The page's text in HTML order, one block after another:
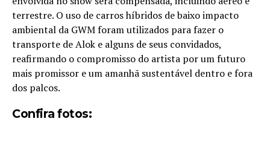
terrestre. O uso de carros híbridos de baixo impacto
ambiental da GWM foram utilizados para fazer o
transporte de Alok e alguns de seus convidados,
reafirmando o compromisso do artista por um futuro
mais promissor e um amanhã sustentável dentro e fora
dos palcos.
Confira fotos: